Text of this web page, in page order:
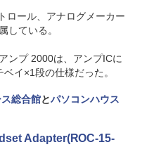
ール、アナログメーカー
している。
ンプ 2000は、アンプICに
イ×1段の仕様だった。
総合館とパソコンハウス
Adapter(ROC-15-